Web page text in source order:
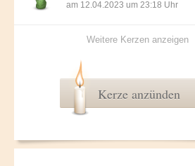
am 12.04.2023 um 23:18 Uhr
Weitere Kerzen anzeigen
Kerze anzünden